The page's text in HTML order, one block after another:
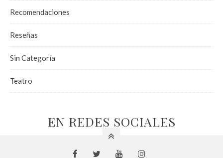
Recomendaciones
Reseñas
Sin Categoría
Teatro
EN REDES SOCIALES